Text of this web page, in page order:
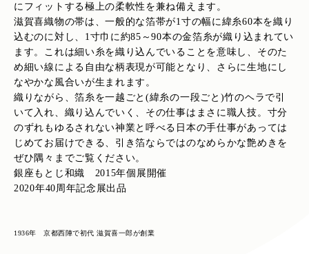
にフィットする極上の柔軟性を兼ね備えます。
滋賀喜織物の帯は、一般的な箔帯が1寸の幅に緯糸60本を織り
込むのに対し、1寸巾に約85～90本の金箔糸が織り込まれてい
ます。これは細い糸を織り込んでいることを意味し、そのた
め細い線による自由な柄表現が可能となり、さらに生地にし
なやかな風合いが生まれます。
織りながら、箔糸を一越ごと(緯糸の一段ごと)竹のヘラで引
いて入れ、織り込んでいく、その仕事はまさに職人技。寸分
のずれもゆるされない神業と呼べる日本の手仕事があっては
じめてお届けできる、引き箔ならではのなめらかな艶めきを
ぜひ隅々までご覧ください。
銀座もとじ和織 2015年個展開催
2020年40周年記念展出品
1936年 京都西陣で初代 滋賀喜一郎が創業